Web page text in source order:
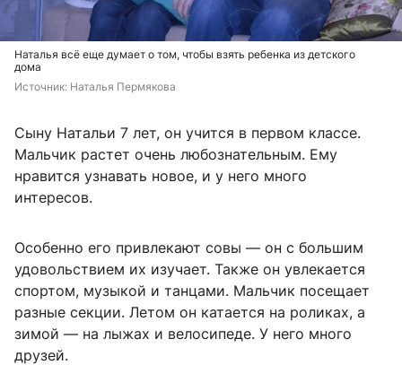
Наталья всё еще думает о том, чтобы взять ребенка из детского
дома
Источник: Наталья Пермякова
Сыну Натальи 7 лет, он учится в первом классе.
Мальчик растет очень любознательным. Ему
нравится узнавать новое, и у него много
интересов.
Особенно его привлекают совы — он с большим
удовольствием их изучает. Также он увлекается
спортом, музыкой и танцами. Мальчик посещает
разные секции. Летом он катается на роликах, а
зимой — на лыжах и велосипеде. У него много
друзей.